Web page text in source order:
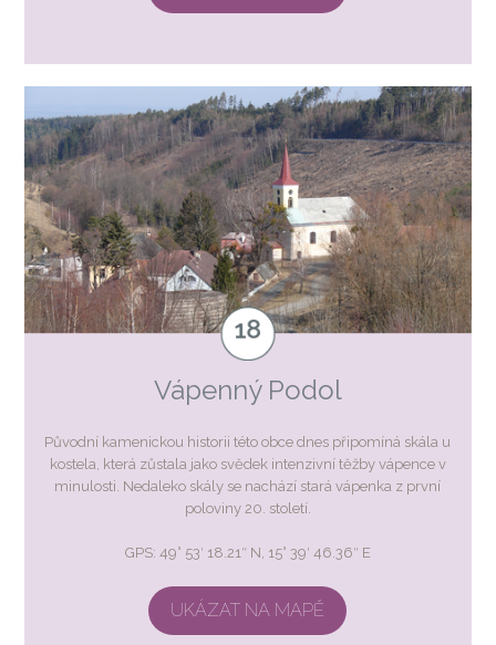
Vápenný Podol
Původní kamenickou historii této obce dnes připomíná skála u
kostela, která zůstala jako svědek intenzivní těžby vápence v
minulosti. Nedaleko skály se nachází stará vápenka z první
poloviny 20. století.
GPS: 49° 53′ 18.21″ N, 15° 39′ 46.36″ E
UKÁZAT NA MAPĚ